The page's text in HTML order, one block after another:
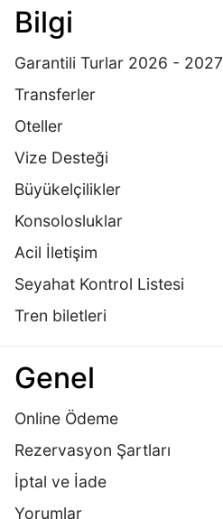
Bilgi
Garantili Turlar 2026 - 2027
Transferler
Oteller
Vize Desteği
Büyükelçilikler
Konsolosluklar
Acil İletişim
Seyahat Kontrol Listesi
Tren biletleri
Genel
Online Ödeme
Rezervasyon Şartları
İptal ve İade
Yorumlar